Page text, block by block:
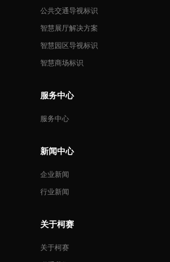
公共交通导视标识
智慧展厅解决方案
智慧园区导视标识
智慧商场标识
服务中心
服务中心
新闻中心
企业新闻
行业新闻
关于柯赛
关于柯赛